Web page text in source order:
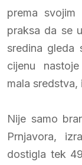
prema svojim
praksa da se
sredina gleda
cijenu
mala
Nije samo
Prnjavora,
dostigla tek